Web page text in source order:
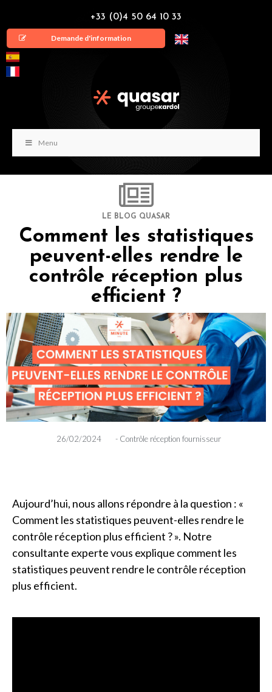
+33 (0)4 50 64 10 33
Demande d'information
Menu
LE BLOG QUASAR
Comment les statistiques
peuvent-elles rendre le
contrôle réception plus
efficient ?
26/02/2024 - Contrôle réception fournisseur
Aujourd’hui, nous allons répondre à la question : «
Comment les statistiques peuvent-elles rendre le
contrôle réception plus efficient ? ». Notre
consultante experte vous explique comment les
statistiques peuvent rendre le contrôle réception
plus efficient.